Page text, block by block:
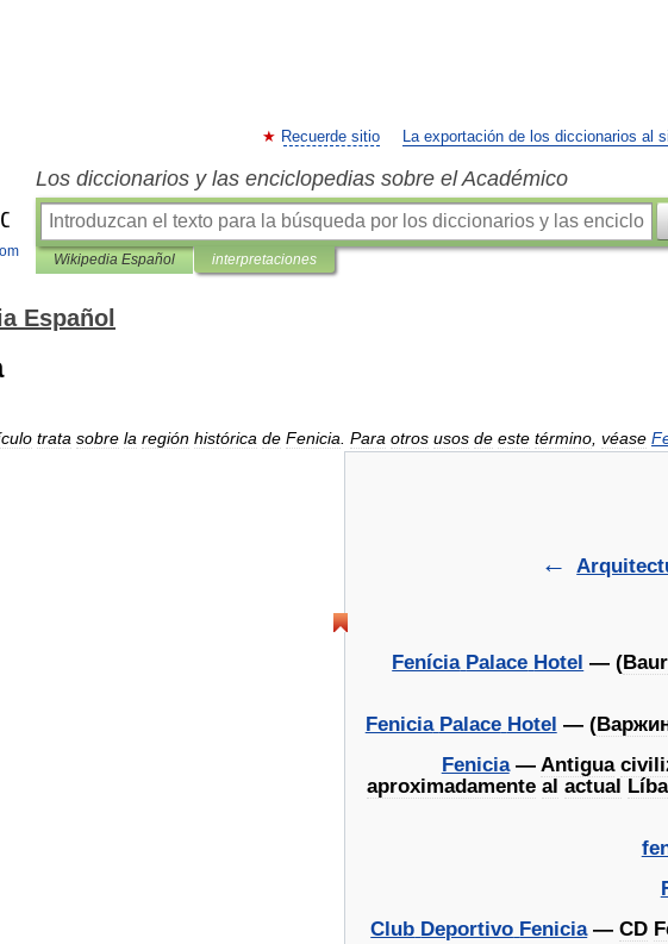
Recuerde sitio La exportación de los diccionarios al
Los diccionarios y las enciclopedias sobre el Académico
Wikipedia Español interpretaciones
Español
trata sobre la región histórica de Fenicia Para otros usos de este término véase
Fenícia Palace Hotel — (
Fenicia Palace Hotel — (
Fenicia— Antigua
aproximadamente al actual
Club Deportivo Fenicia—CD